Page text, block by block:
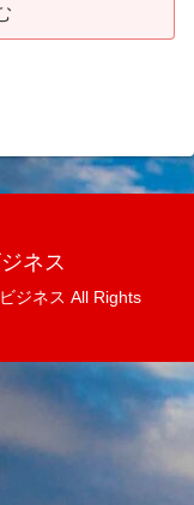
ネス
ジネス All Rights